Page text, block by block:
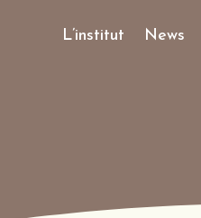
L’institut News